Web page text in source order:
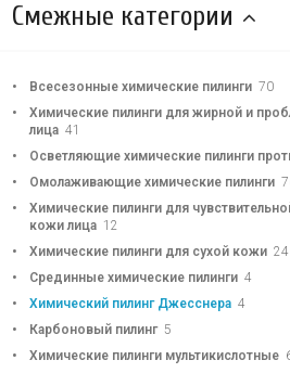
Смежные категории
Всесезонные химические пилинги 70
Химические пилинги для жирной и
лица 41
Осветляющие химические пилинги
Омолаживающие химические пилинги
Химические пилинги для
кожи лица 12
Химические пилинги для сухой кожи 24
Срединные химические пилинги 4
Химический пилинг Джесснера 4
Карбоновый пилинг 5
Химические пилинги мультикислотные